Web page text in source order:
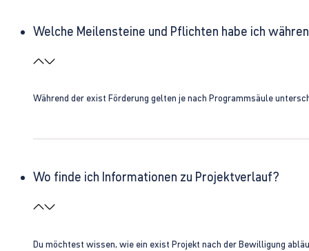
Welche Meilensteine und Pflichten habe ich
Während der exist Förderung gelten je nach Programmsäule
Wo finde ich Informationen zu Projektverlauf?
Du möchtest wissen, wie ein exist Projekt nach der Bewilligung